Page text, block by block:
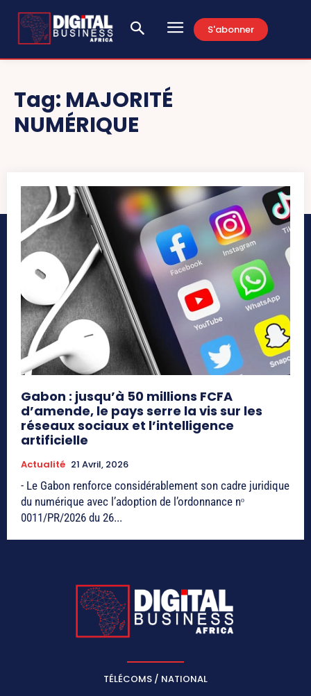
S'abonner
Tag: MAJORITÉ
NUMÉRIQUE
Gabon : jusqu’à 50 millions FCFA
d’amende, le pays serre la vis sur les
réseaux sociaux et l’intelligence
artificielle
Actualité 21 Avril, 2026
- Le Gabon renforce considérablement son cadre juridique
du numérique avec l’adoption de l’ordonnance nᵒ
0011/PR/2026 du 26...
TÉLÉCOMS / NATIONAL